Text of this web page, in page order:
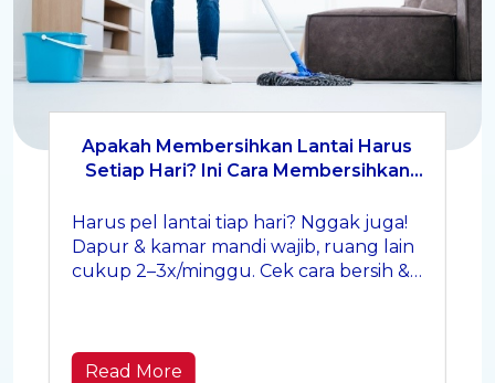
Apakah Membersihkan Lantai Harus
Setiap Hari? Ini Cara Membersihkan
Harus pel lantai tiap hari? Nggak juga!
Dapur & kamar mandi wajib, ruang lain
cukup 2–3x/minggu. Cek cara bersih &
Read More